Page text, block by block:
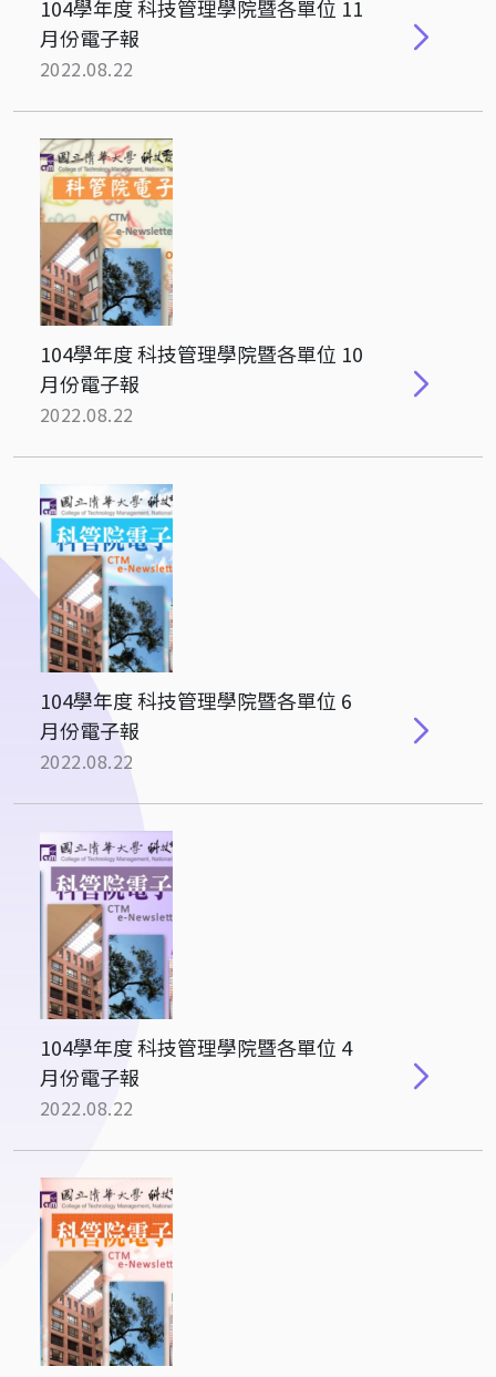
104學年度 科技管理學院暨各單位 11
月份電子報
2022.08.22
104學年度 科技管理學院暨各單位 10
月份電子報
2022.08.22
104學年度 科技管理學院暨各單位 6
月份電子報
2022.08.22
104學年度 科技管理學院暨各單位 4
月份電子報
2022.08.22